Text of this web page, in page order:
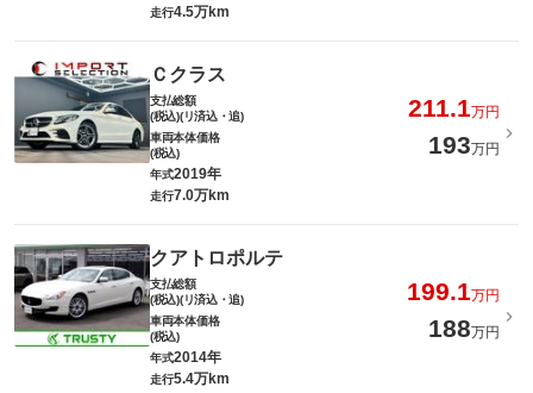
走行4.5万km
Ｃクラス
支払総額
(税込)(リ済込・追)
211.1万円
車両本体価格
(税込)
193万円
年式2019年
走行7.0万km
クアトロポルテ
支払総額
(税込)(リ済込・追)
199.1万円
車両本体価格
(税込)
188万円
年式2014年
走行5.4万km